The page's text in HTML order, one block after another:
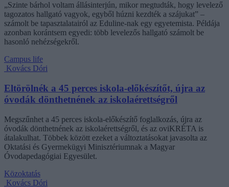
„Szinte bárhol voltam állásinterjún, mikor megtudták, hogy levelező
tagozatos hallgató vagyok, egyből húzni kezdték a szájukat” –
számolt be tapasztalatairól az Eduline-nak egy egyetemista. Példája
azonban korántsem egyedi: több levelezős hallgató számolt be
hasonló nehézségekről.
Campus life
Kovács Dóri
Eltörölnék a 45 perces iskola-előkészítőt, újra az
óvodák dönthetnének az iskolaérettségről
Megszűnhet a 45 perces iskola-előkészítő foglalkozás, újra az
óvodák dönthetnének az iskolaérettségről, és az oviKRÉTA is
átalakulhat. Többek között ezeket a változtatásokat javasolta az
Oktatási és Gyermekügyi Minisztériumnak a Magyar
Óvodapedagógiai Egyesület.
Közoktatás
Kovács Dóri